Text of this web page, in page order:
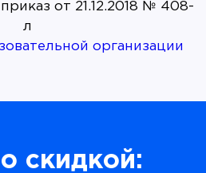
приказ от 21.12.2018 № 408-
организации
скидкой: